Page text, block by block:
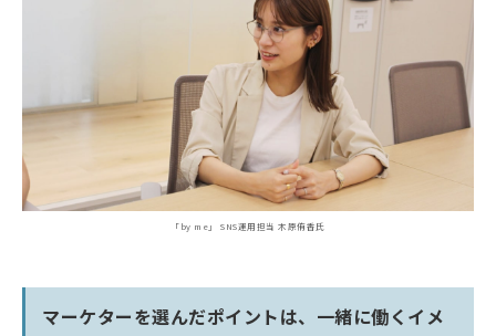
「by me」 SNS運用担当 木原侑香氏
マーケターを選んだポイントは、一緒に働くイメ